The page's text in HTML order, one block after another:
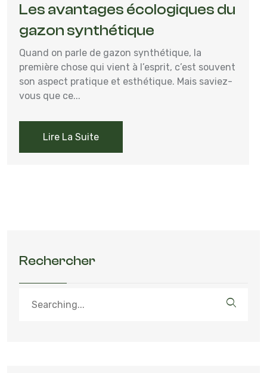
Les avantages écologiques du
gazon synthétique
Quand on parle de gazon synthétique, la
première chose qui vient à l’esprit, c’est souvent
son aspect pratique et esthétique. Mais saviez-
vous que ce...
Lire La Suite
Rechercher